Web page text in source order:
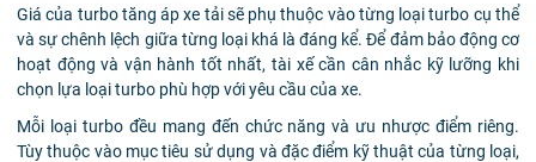
Giá của turbo tăng áp xe tải sẽ phụ thuộc vào từng loại turbo cụ thể
và sự chênh lệch giữa từng loại khá là đáng kể. Để đảm bảo động cơ
hoạt động và vận hành tốt nhất, tài xế cần cân nhắc kỹ lưỡng khi
chọn lựa loại turbo phù hợp với yêu cầu của xe.
Mỗi loại turbo đều mang đến chức năng và ưu nhược điểm riêng.
Tùy thuộc vào mục tiêu sử dụng và đặc điểm kỹ thuật của từng loại,